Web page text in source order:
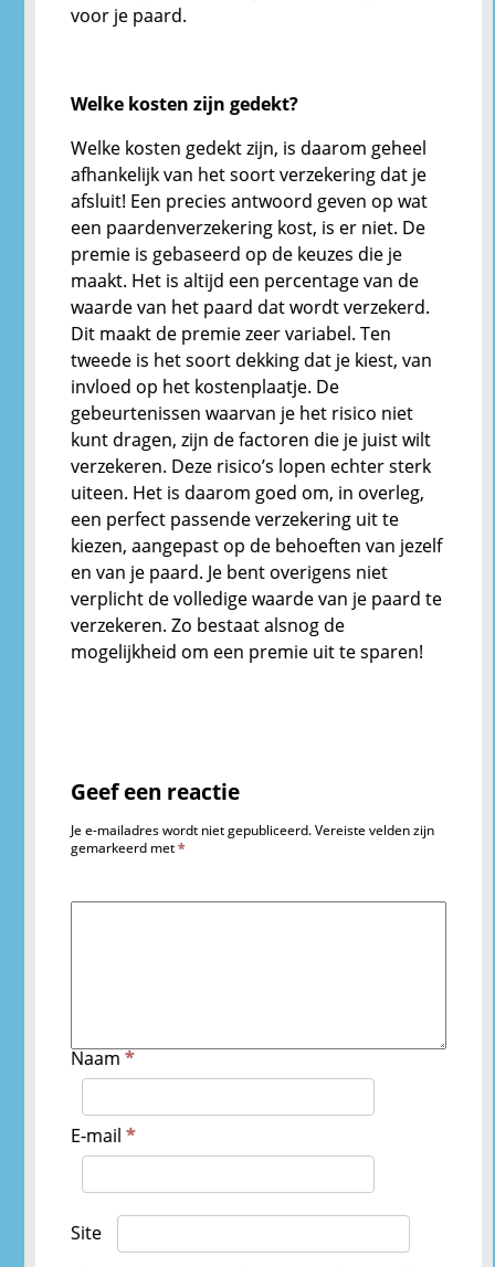
voor je paard.
Welke kosten zijn gedekt?
Welke kosten gedekt zijn, is daarom geheel
afhankelijk van het soort verzekering dat je
afsluit! Een precies antwoord geven op wat
een paardenverzekering kost, is er niet. De
premie is gebaseerd op de keuzes die je
maakt. Het is altijd een percentage van de
waarde van het paard dat wordt verzekerd.
Dit maakt de premie zeer variabel. Ten
tweede is het soort dekking dat je kiest, van
invloed op het kostenplaatje. De
gebeurtenissen waarvan je het risico niet
kunt dragen, zijn de factoren die je juist wilt
verzekeren. Deze risico’s lopen echter sterk
uiteen. Het is daarom goed om, in overleg,
een perfect passende verzekering uit te
kiezen, aangepast op de behoeften van jezelf
en van je paard. Je bent overigens niet
verplicht de volledige waarde van je paard te
verzekeren. Zo bestaat alsnog de
mogelijkheid om een premie uit te sparen!
Geef een reactie
Je e-mailadres wordt niet gepubliceerd. Vereiste velden zijn
gemarkeerd met*
Naam*
E-mail*
Site